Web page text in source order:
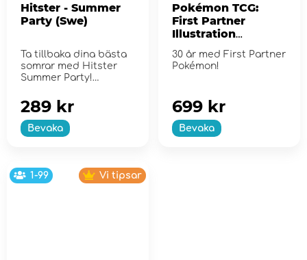
Hitster - Summer
Party (Swe)
Ta tillbaka dina bästa
somrar med Hitster
Summer Party!
Bevaka
289 kr
Pokémon TCG:
First Partner
Illustration
Collection - Series
2
30 år med First Partner
Pokémon!
Bevaka
699 kr
1-99 Vi tipsar